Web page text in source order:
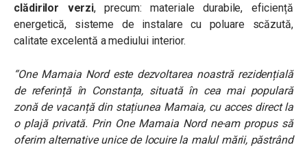
clădirilor verzi, precum: materiale durabile, eficiență
energetică, sisteme de instalare cu poluare scăzută,
calitate excelentă a mediului interior.
“One Mamaia Nord este dezvoltarea noastră rezidențială
de referință în Constanța, situată în cea mai populară
zonă de vacanță din stațiunea Mamaia, cu acces direct la
o plajă privată. Prin One Mamaia Nord ne-am propus să
oferim alternative unice de locuire la malul mării, păstrând